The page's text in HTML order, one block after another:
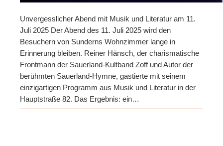
Unvergesslicher Abend mit Musik und Literatur am 11.
Juli 2025 Der Abend des 11. Juli 2025 wird den
Besuchern von Sunderns Wohnzimmer lange in
Erinnerung bleiben. Reiner Hänsch, der charismatische
Frontmann der Sauerland-Kultband Zoff und Autor der
berühmten Sauerland-Hymne, gastierte mit seinem
einzigartigen Programm aus Musik und Literatur in der
Hauptstraße 82. Das Ergebnis: ein…